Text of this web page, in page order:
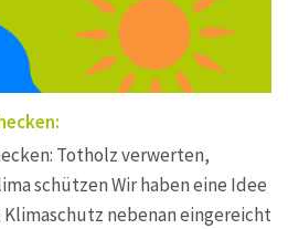
Totholz verwerten,
schützen Wir haben eine Idee
nebenan eingereicht